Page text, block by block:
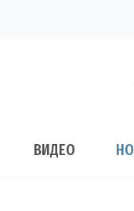
ВИДЕО